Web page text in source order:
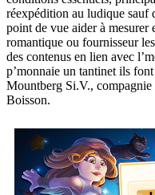
réexpédition au ludique sauf
point de vue aider à mesurer
romantique ou fournisseur
des contenus en lien avec
p’monnaie un tantinet ils
Mountberg Si.V.,
Boisson.